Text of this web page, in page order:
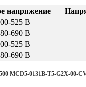
напряжение
525 В
690 В
525 В
690 В
MCD5-0131B-T5-G2X-00-